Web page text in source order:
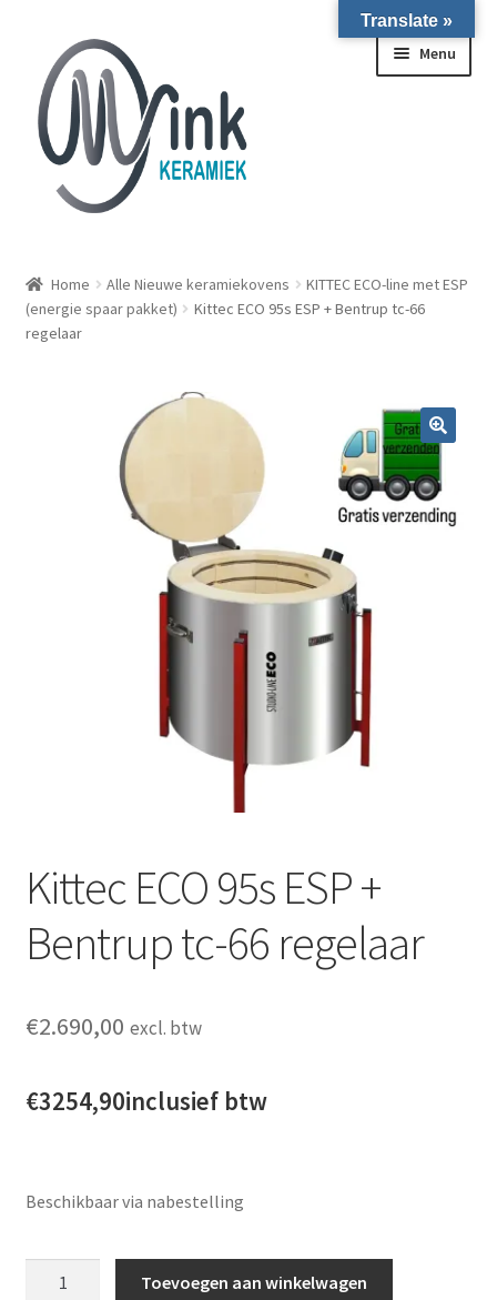
Ga door naar navigatie
Ga naar de inhoud
Menu
WIERINGERWERF
Homepagina
Home Alle Nieuwe keramiekovens
KITTEC ECO-line met ESP
(energie spaar pakket)
Kittec ECO 95s ESP + Bentrup tc-66
regelaar
Kittec ECO 95s ESP +
Bentrup tc-66 regelaar
€2.690,00 excl. btw
€3254,90inclusief btw
Beschikbaar via nabestelling
Toevoegen aan winkelwagen
Translate »